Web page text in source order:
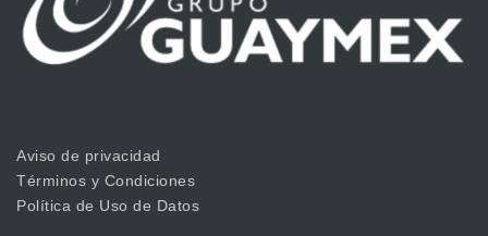
Aviso de privacidad
Términos y Condiciones
Política de Uso de Datos